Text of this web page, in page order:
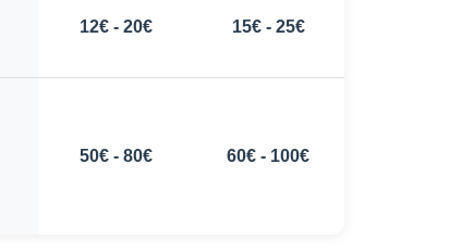
12€ - 20€ 15€ - 25€
50€ - 80€ 60€ - 100€